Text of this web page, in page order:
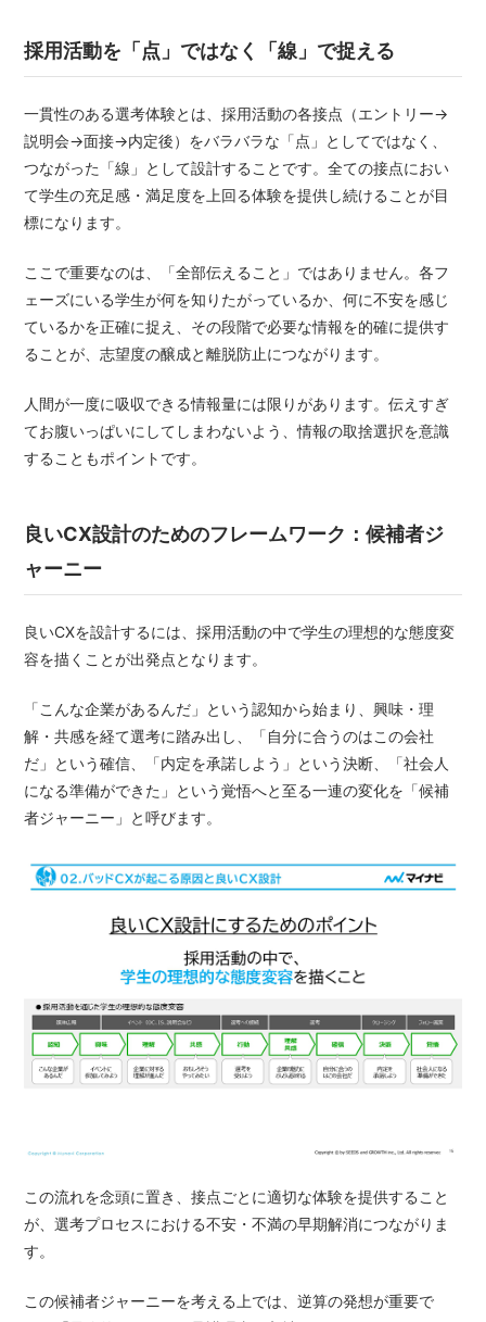
採用活動を「点」ではなく「線」で捉える
一貫性のある選考体験とは、採用活動の各接点（エントリー→
説明会→面接→内定後）をバラバラな「点」としてではなく、
つながった「線」として設計することです。全ての接点におい
て学生の充足感・満足度を上回る体験を提供し続けることが目
標になります。
ここで重要なのは、「全部伝えること」ではありません。各フ
ェーズにいる学生が何を知りたがっているか、何に不安を感じ
ているかを正確に捉え、その段階で必要な情報を的確に提供す
ることが、志望度の醸成と離脱防止につながります。
人間が一度に吸収できる情報量には限りがあります。伝えすぎ
てお腹いっぱいにしてしまわないよう、情報の取捨選択を意識
することもポイントです。
良いCX設計のためのフレームワーク：候補者ジ
ャーニー
良いCXを設計するには、採用活動の中で学生の理想的な態度変
容を描くことが出発点となります。
「こんな企業があるんだ」という認知から始まり、興味・理
解・共感を経て選考に踏み出し、「自分に合うのはこの会社
だ」という確信、「内定を承諾しよう」という決断、「社会人
になる準備ができた」という覚悟へと至る一連の変化を「候補
者ジャーニー」と呼びます。
この流れを念頭に置き、接点ごとに適切な体験を提供すること
が、選考プロセスにおける不安・不満の早期解消につながりま
す。
この候補者ジャーニーを考える上では、逆算の発想が重要で